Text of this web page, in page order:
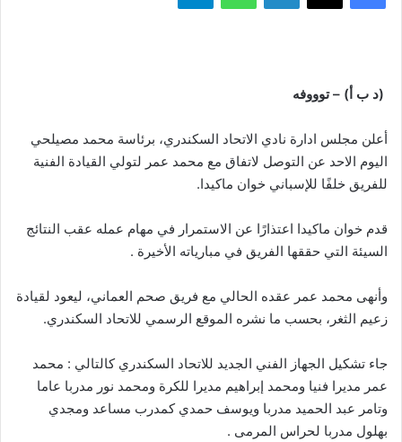
(د ب أ) – توووفه
أعلن مجلس ادارة نادي الاتحاد السكندري، برئاسة محمد مصيلحي
اليوم الاحد عن التوصل لاتفاق مع محمد عمر لتولي القيادة الفنية
للفريق خلفًا للإسباني خوان ماكيدا.
قدم خوان ماكيدا اعتذارًا عن الاستمرار في مهام عمله عقب النتائج
السيئة التي حققها الفريق في مبارياته الأخيرة .
وأنهى محمد عمر عقده الحالي مع فريق صحم العماني، ليعود لقيادة
زعيم الثغر، بحسب ما نشره الموقع الرسمي للاتحاد السكندري.
جاء تشكيل الجهاز الفني الجديد للاتحاد السكندري كالتالي : محمد
عمر مديرا فنيا ومحمد إبراهيم مديرا للكرة ومحمد نور مدربا عاما
وتامر عبد الحميد مدربا ويوسف حمدي كمدرب مساعد ومجدي
بهلول مدربا لحراس المرمى .